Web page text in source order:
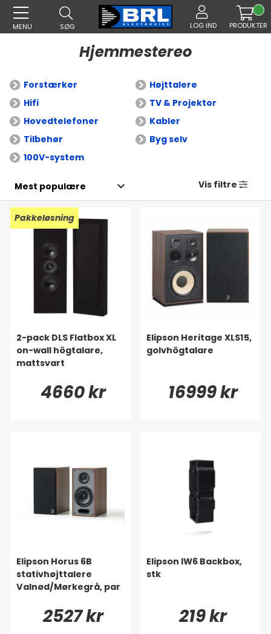
MENU SØG LOG IND PRODUKTER
Hjemmestereo
Forstærker
Højttalere
Hifi
TV & Projektor
Hovedtelefoner
Kabler
Tilbehør
Byg selv
100V-system
Vis filtre
Pakkeløsning
2-pack DLS Flatbox XL
on-wall högtalare,
mattsvart
4660 kr
Elipson Heritage XLS15,
golvhögtalare
16999 kr
Elipson Horus 6B
stativhøjttalere
Valnød/Mørkegrå, par
2527 kr
Elipson IW6 Backbox,
stk
219 kr